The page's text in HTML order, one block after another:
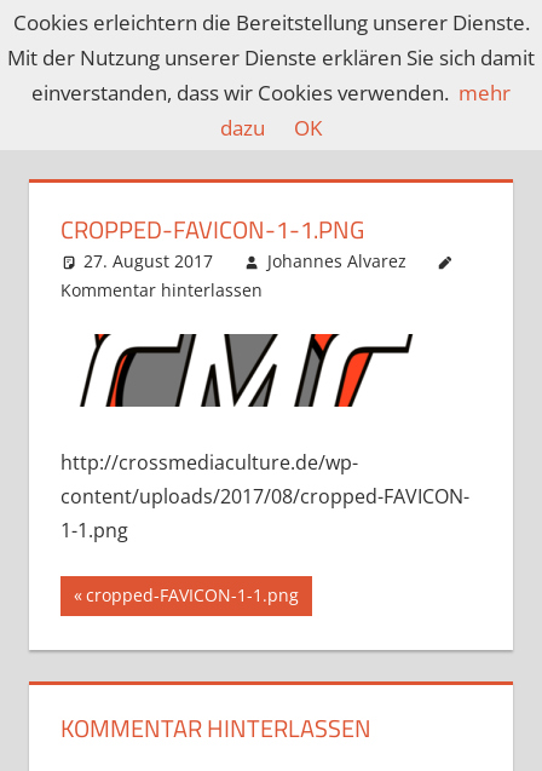
Zum
Inhalt
springen
Ein
Spiele,
Serien,
Anime
covering
since
2013
CROPPED-FAVICON-1-1.PNG
27. August 2017
Johannes Alvarez
Kommentar hinterlassen
http://crossmediaculture.de/wp-
content/uploads/2017/08/cropped-FAVICON-
1-1.png
Beitragsnavigation
Vorheriger
Beitrag:
cropped-FAVICON-1-1.png
KOMMENTAR HINTERLASSEN
Cookies erleichtern die Bereitstellung unserer Dienste.
Mit der Nutzung unserer Dienste erklären Sie sich damit
einverstanden, dass wir Cookies verwenden. mehr
dazu
OK